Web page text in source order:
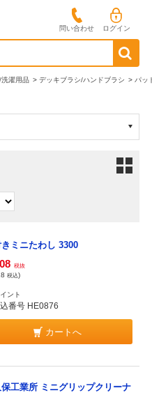
問い合わせ ログイン
濯用品 > デッキブラシ/ハンドブラシ > パッ
ミニたわし 3300
税抜
税込)
ント
番号 HE0876
カートへ
工業所 ミニグリップクリーナ